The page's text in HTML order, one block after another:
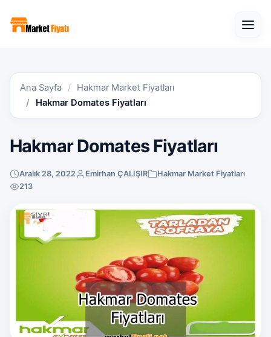
Ana Sayfa
Hakmar Market Fiyatları
Hakmar Domates Fiyatları
Hakmar Domates Fiyatları
Aralık 28, 2022 Emirhan ÇALIŞIR
Hakmar Market Fiyatları
213